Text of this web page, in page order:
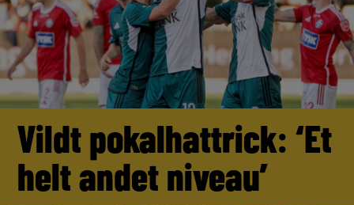
Vildt pokalhattrick: ‘Et
helt andet niveau’